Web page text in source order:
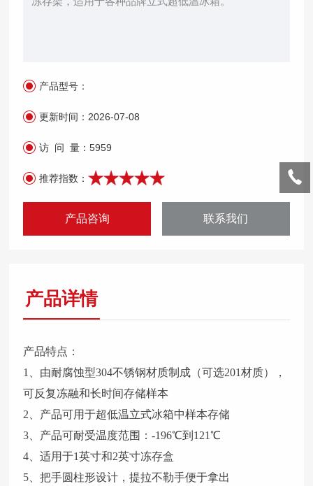
产品型号：
更新时间： 2026-07-08
访 问 量：5959
推荐指数：
产品咨询 联系我们
产品详情
产品特点：
1、由耐腐蚀型304不锈钢材质制成（可选201材质），
可反复冻融和长时间存储样本
2、产品可用于超低温立式冰箱中样本存储
3、产品可耐受温度范围：-196℃到121℃
4、适用于1英寸和2英寸冻存盒
5、把手圆柱形设计，提拉不勒手便于拿出